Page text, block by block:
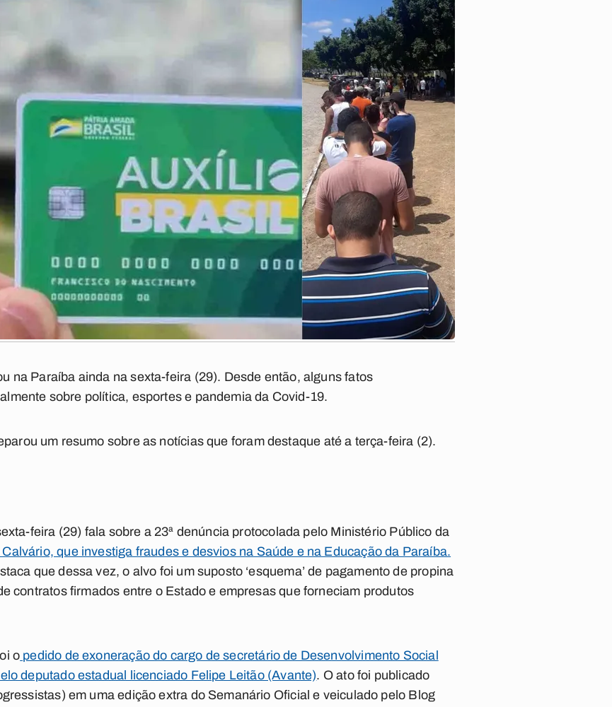
na Paraíba ainda na sexta-feira (29). Desde então, alguns fatos
sobre política, esportes e pandemia da Covid-19.
um resumo sobre as notícias que foram destaque até a terça-feira (2).
feira (29) fala sobre a 23ª denúncia protocolada pelo Ministério Público da
que investiga fraudes e desvios na Saúde e na Educação da Paraíba.
que dessa vez, o alvo foi um suposto ‘esquema’ de pagamento de propina
contratos firmados entre o Estado e empresas que forneciam produtos
o pedido de exoneração do cargo de secretário de Desenvolvimento Social
deputado estadual licenciado Felipe Leitão (Avante). O ato foi publicado
em uma edição extra do Semanário Oficial e veiculado pelo Blog